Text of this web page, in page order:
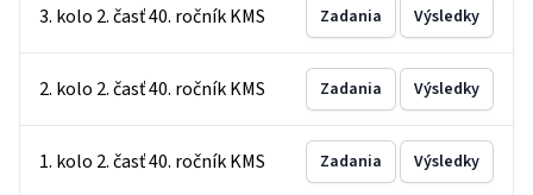
3. kolo 2. časť 40. ročník KMS Zadania Výsledky
2. kolo 2. časť 40. ročník KMS Zadania Výsledky
1. kolo 2. časť 40. ročník KMS Zadania Výsledky